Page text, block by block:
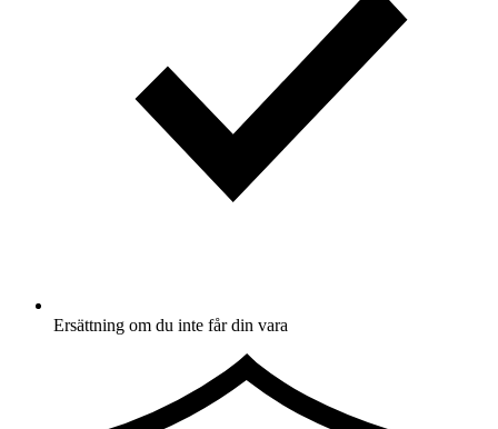
Ersättning om du inte får din vara